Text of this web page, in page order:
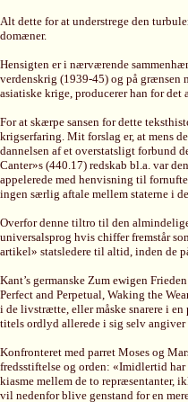
Alt dette for at understrege den
domæner.
Hensigten er i nærværende
verdenskrig (1939-45) og på grænsen
asiatiske krige, producerer han for
For at skærpe sansen for dette
krigserfaring. Mit forslag er, at mens
dannelsen af et overstatsligt forbund
Canter»s (440.17) redskab bl.a. var
appelerede med henvisning til
ingen særlig aftale mellem staterne i
Overfor denne tiltro til den
universalsprog hvis chiffer fremstår
artikel» statsledere til altid, inden de
Kant’s germanske Zum ewigen
Perfect and Perpetual, Waking the
i de livstrætte, eller måske snarere i
titels ordlyd allerede i sig selv
Konfronteret med parret Moses og
fredsstiftelse og orden: «Imidlertid
kiasme mellem de to repræsentanter,
vil nedenfor blive genstand for en